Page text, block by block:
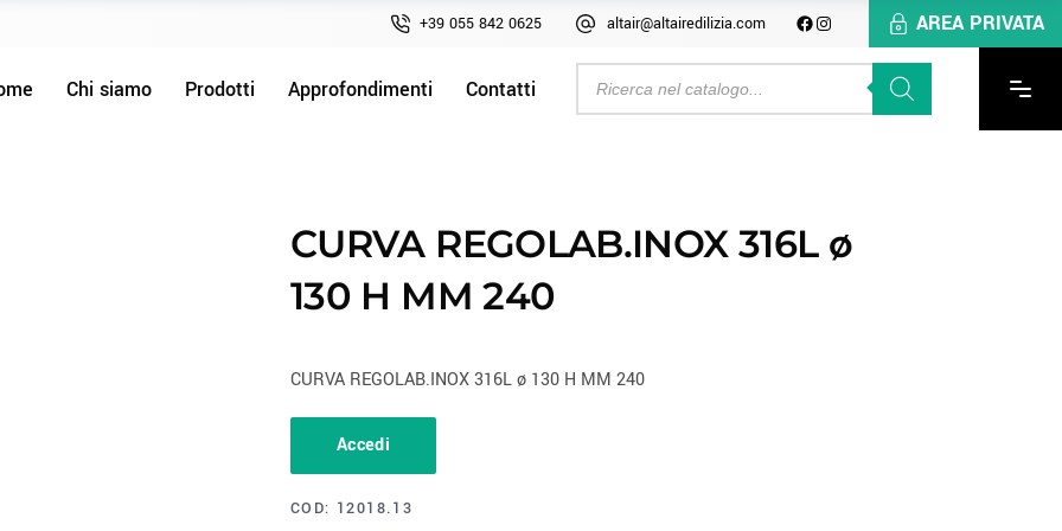
+39 055 842 0625 altair@altairedilizia.com AREA PRIVATA
Chi siamo Prodotti Approfondimenti Contatti
CURVA REGOLAB.INOX 316L ø
130 H MM 240
CURVA REGOLAB.INOX 316L ø 130 H MM 240
Accedi
COD: 12018.13